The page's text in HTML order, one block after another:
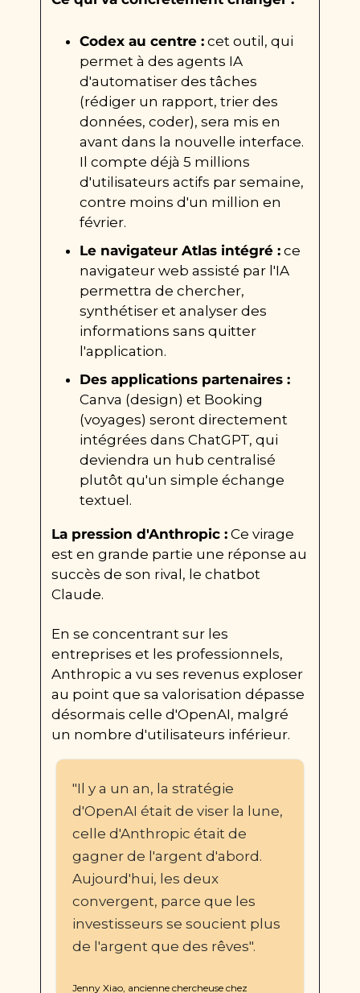
Codex au centre : cet outil, qui
permet à des agents IA
d'automatiser des tâches
(rédiger un rapport, trier des
données, coder), sera mis en
avant dans la nouvelle interface.
Il compte déjà 5 millions
d'utilisateurs actifs par semaine,
contre moins d'un million en
février.
Le navigateur Atlas intégré : ce
navigateur web assisté par l'IA
permettra de chercher,
synthétiser et analyser des
informations sans quitter
l'application.
Des applications partenaires :
Canva (design) et Booking
(voyages) seront directement
intégrées dans ChatGPT, qui
deviendra un hub centralisé
plutôt qu'un simple échange
textuel.
La pression d'Anthropic : Ce virage
est en grande partie une réponse au
succès de son rival, le chatbot
Claude.
En se concentrant sur les
entreprises et les professionnels,
Anthropic a vu ses revenus exploser
au point que sa valorisation dépasse
désormais celle d'OpenAI, malgré
un nombre d'utilisateurs inférieur.
"Il y a un an, la stratégie
d'OpenAI était de viser la lune,
celle d'Anthropic était de
gagner de l'argent d'abord.
Aujourd'hui, les deux
convergent, parce que les
investisseurs se soucient plus
de l'argent que des rêves".
Jenny Xiao, ancienne chercheuse chez